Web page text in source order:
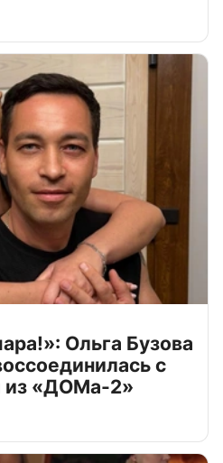
Ольга Бузова
с
из «ДОМа-2»